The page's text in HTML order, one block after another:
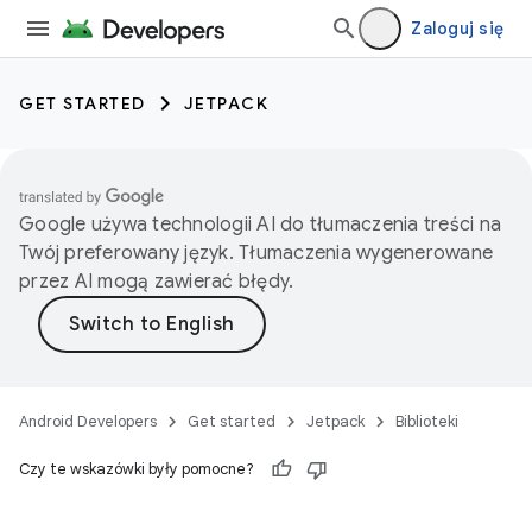
Zaloguj się
GET STARTED JETPACK
Google używa technologii AI do tłumaczenia treści na
Twój preferowany język. Tłumaczenia wygenerowane
przez AI mogą zawierać błędy.
Android Developers Get started Jetpack Biblioteki
Czy te wskazówki były pomocne?